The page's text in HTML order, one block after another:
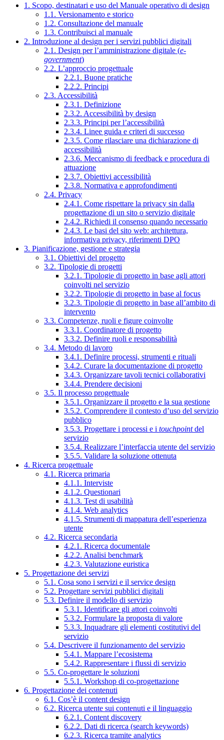
1. Scopo, destinatari e uso del Manuale operativo di design
1.1. Versionamento e storico
1.2. Consultazione del manuale
1.3. Contribuisci al manuale
2. Introduzione al design per i servizi pubblici digitali
2.1. Design per l’amministrazione digitale (e-
government)
2.2. L’approccio progettuale
2.2.1. Buone pratiche
2.2.2. Principi
2.3. Accessibilità
2.3.1. Definizione
2.3.2. Accessibilità by design
2.3.3. Principi per l’accessibilità
2.3.4. Linee guida e criteri di successo
2.3.5. Come rilasciare una dichiarazione di
accessibilità
2.3.6. Meccanismo di feedback e procedura di
attuazione
2.3.7. Obiettivi accessibilità
2.3.8. Normativa e approfondimenti
2.4. Privacy
2.4.1. Come rispettare la privacy sin dalla
progettazione di un sito o servizio digitale
2.4.2. Richiedi il consenso quando necessario
2.4.3. Le basi del sito web: architettura,
informativa privacy, riferimenti DPO
3. Pianificazione, gestione e strategia
3.1. Obiettivi del progetto
3.2. Tipologie di progetti
3.2.1. Tipologie di progetto in base agli attori
coinvolti nel servizio
3.2.2. Tipologie di progetto in base al focus
3.2.3. Tipologie di progetto in base all’ambito di
intervento
3.3. Competenze, ruoli e figure coinvolte
3.3.1. Coordinatore di progetto
3.3.2. Definire ruoli e responsabilità
3.4. Metodo di lavoro
3.4.1. Definire processi, strumenti e rituali
3.4.2. Curare la documentazione di progetto
3.4.3. Organizzare tavoli tecnici collaborativi
3.4.4. Prendere decisioni
3.5. Il processo progettuale
3.5.1. Organizzare il progetto e la sua gestione
3.5.2. Comprendere il contesto d’uso del servizio
pubblico
3.5.3. Progettare i processi e i touchpointdel
servizio
3.5.4. Realizzare l’interfaccia utente del servizio
3.5.5. Validare la soluzione ottenuta
4. Ricerca progettuale
4.1. Ricerca primaria
4.1.1. Interviste
4.1.2. Questionari
4.1.3. Test di usabilità
4.1.4. Web analytics
4.1.5. Strumenti di mappatura dell’esperienza
utente
4.2. Ricerca secondaria
4.2.1. Ricerca documentale
4.2.2. Analisi benchmark
4.2.3. Valutazione euristica
5. Progettazione dei servizi
5.1. Cosa sono i servizi e il service design
5.2. Progettare servizi pubblici digitali
5.3. Definire il modello di servizio
5.3.1. Identificare gli attori coinvolti
5.3.2. Formulare la proposta di valore
5.3.3. Inquadrare gli elementi costitutivi del
servizio
5.4. Descrivere il funzionamento del servizio
5.4.1. Mappare l’ecosistema
5.4.2. Rappresentare i flussi di servizio
5.5. Co-progettare le soluzioni
5.5.1. Workshop di co-progettazione
6. Progettazione dei contenuti
6.1. Cos’è il content design
6.2. Ricerca utente sui contenuti e il linguaggio
6.2.1. Content discovery
6.2.2. Dati di ricerca (search keywords)
6.2.3. Ricerca tramite analytics